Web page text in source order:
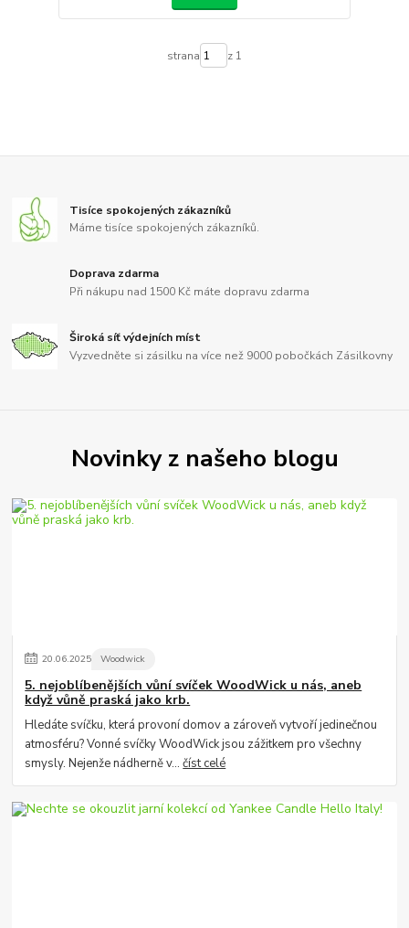
strana z 1
Tisíce spokojených zákazníků
Máme tisíce spokojených zákazníků.
Doprava zdarma
Při nákupu nad 1500 Kč máte dopravu zdarma
Široká síť výdejních míst
Vyzvedněte si zásilku na více než 9000 pobočkách Zásilkovny
Novinky z našeho blogu
20.06.2025 Woodwick
5. nejoblíbenějších vůní svíček WoodWick u nás, aneb
když vůně praská jako krb.
Hledáte svíčku, která provoní domov a zároveň vytvoří jedinečnou
atmosféru? Vonné svíčky WoodWick jsou zážitkem pro všechny
smysly. Nejenže nádherně v...číst celé